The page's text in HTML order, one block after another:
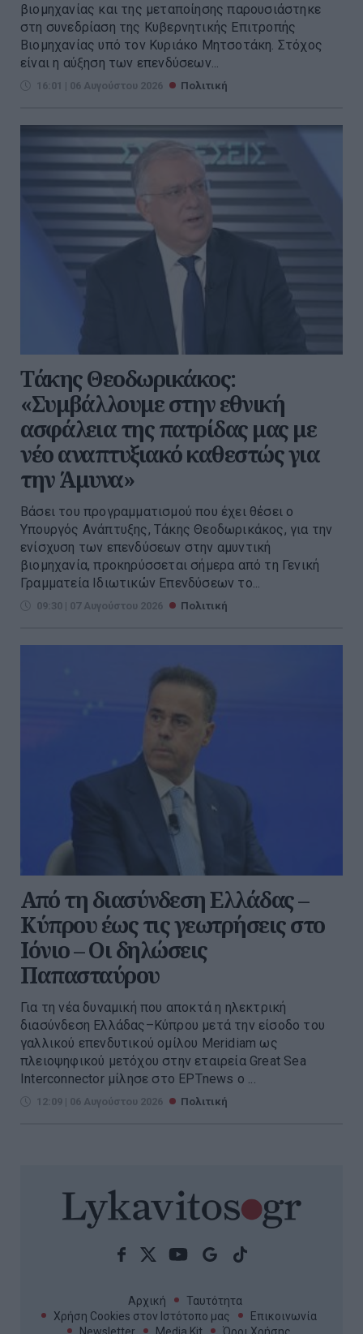
βιομηχανίας και της μεταποίησης παρουσιάστηκε
στη συνεδρίαση της Κυβερνητικής Επιτροπής
Βιομηχανίας υπό τον Κυριάκο Μητσοτάκη. Στόχος
είναι η αύξηση των επενδύσεων...
16:01 | 06 Αυγούστου 2026 Πολιτική
Τάκης Θεοδωρικάκος:
«Συμβάλλουμε στην εθνική
ασφάλεια της πατρίδας μας με
νέο αναπτυξιακό καθεστώς για
την Άμυνα»
Βάσει του προγραμματισμού που έχει θέσει ο
Υπουργός Ανάπτυξης, Τάκης Θεοδωρικάκος, για την
ενίσχυση των επενδύσεων στην αμυντική
βιομηχανία, προκηρύσσεται σήμερα από τη Γενική
Γραμματεία Ιδιωτικών Επενδύσεων το...
09:30 | 07 Αυγούστου 2026 Πολιτική
Από τη διασύνδεση Ελλάδας –
Κύπρου έως τις γεωτρήσεις στο
Ιόνιο – Οι δηλώσεις
Παπασταύρου
Για τη νέα δυναμική που αποκτά η ηλεκτρική
διασύνδεση Ελλάδας–Κύπρου μετά την είσοδο του
γαλλικού επενδυτικού ομίλου Meridiam ως
πλειοψηφικού μετόχου στην εταιρεία Great Sea
Interconnector μίλησε στο ΕΡΤnews ο ...
12:09 | 06 Αυγούστου 2026 Πολιτική
Αρχική
Ταυτότητα
Χρήση Cookies στον Ιστότοπο μας
Επικοινωνία
Newsletter
Media Kit Όροι Χρήσης